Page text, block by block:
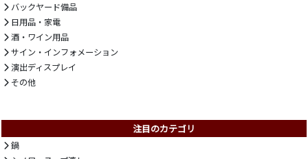
バックヤード備品
日用品・家電
酒・ワイン用品
サイン・インフォメーション
演出ディスプレイ
その他
注目のカテゴリ
鍋